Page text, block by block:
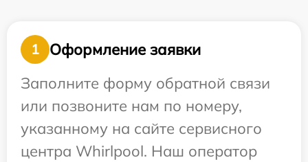
1
Оформление заявки
Заполните форму обратной связи
или позвоните нам по номеру,
указанному на сайте сервисного
центра Whirlpool. Наш оператор